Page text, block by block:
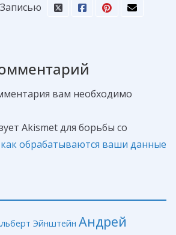
вам необходимо
Akismet для борьбы со
обрабатываются ваши данные
Эйнштейн Андрей